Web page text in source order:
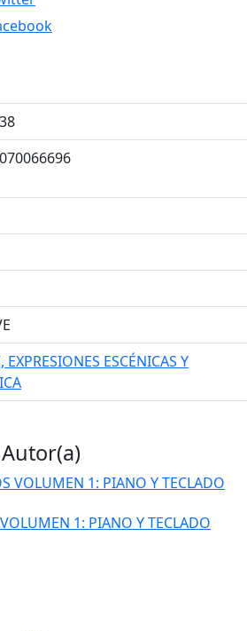
EXPRESIONES ESCÉNICAS Y
1: PIANO Y TECLADO